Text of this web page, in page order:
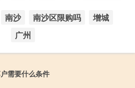
南沙 南沙区限购吗
增城
广州
需要什么条件